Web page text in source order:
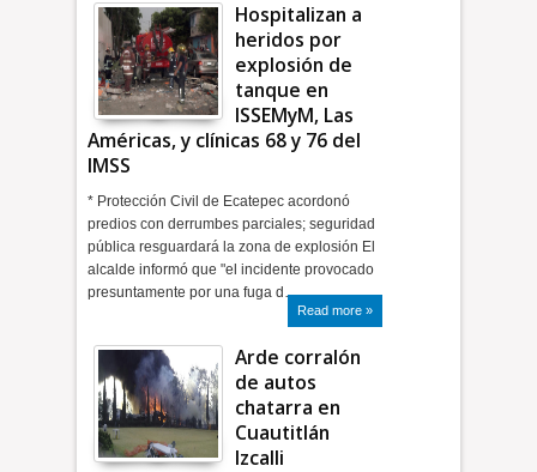
Hospitalizan a
heridos por
explosión de
tanque en
ISSEMyM, Las
Américas, y clínicas 68 y 76 del
IMSS
* Protección Civil de Ecatepec acordonó
predios con derrumbes parciales; seguridad
pública resguardará la zona de explosión El
alcalde informó que "el incidente provocado
presuntamente por una fuga d…
Read more »
Arde corralón
de autos
chatarra en
Cuautitlán
Izcalli